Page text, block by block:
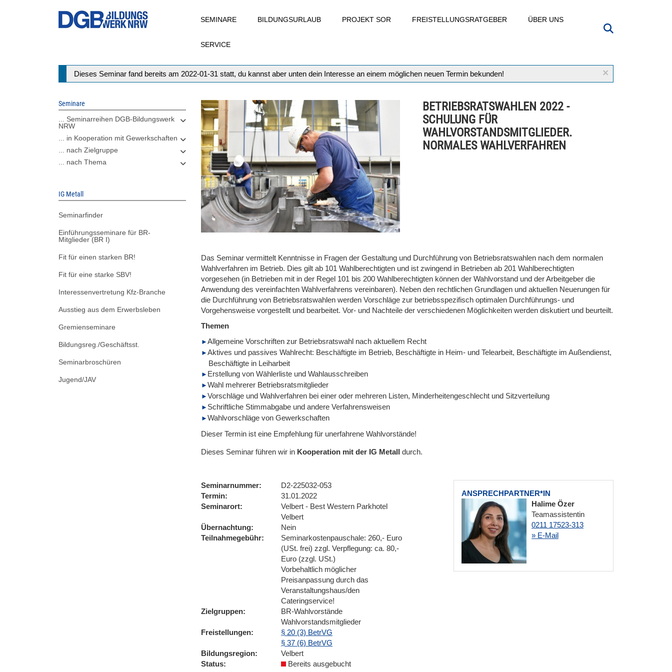
SEMINARE BILDUNGSURLAUB PROJEKT SOR FREISTELLUNGSRATGEBER ÜBER UNS
SERVICE
×
Statusmeldung
Dieses Seminar fand bereits am 2022-01-31 statt, du kannst aber unten dein Interesse an einem möglichen neuen Termin bekunden!
Seminare
... Seminarreihen DGB-Bildungswerk
NRW
... in Kooperation mit Gewerkschaften
... nach Zielgruppe
... nach Thema
IG Metall
Seminarfinder
Einführungsseminare für BR-
Mitglieder (BR I)
Fit für einen starken BR!
Fit für eine starke SBV!
Interessenvertretung Kfz-Branche
Ausstieg aus dem Erwerbsleben
Gremienseminare
Bildungsreg./Geschäftsst.
Seminarbroschüren
Jugend/JAV
BETRIEBSRATSWAHLEN 2022 -
SCHULUNG FÜR
WAHLVORSTANDSMITGLIEDER.
NORMALES WAHLVERFAHREN
Das Seminar vermittelt Kenntnisse in Fragen der Gestaltung und Durchführung von Betriebsratswahlen nach dem normalen
Wahlverfahren im Betrieb. Dies gilt ab 101 Wahlberechtigten und ist zwingend in Betrieben ab 201 Wahlberechtigten
vorgesehen (in Betrieben mit in der Regel 101 bis 200 Wahlberechtigten können der Wahlvorstand und der Arbeitgeber die
Anwendung des vereinfachten Wahlverfahrens vereinbaren). Neben den rechtlichen Grundlagen und aktuellen Neuerungen für
die Durchführung von Betriebsratswahlen werden Vorschläge zur betriebsspezifisch optimalen Durchführungs- und
Vorgehensweise vorgestellt und bearbeitet. Vor- und Nachteile der verschiedenen Möglichkeiten werden diskutiert und beurteilt.
Themen
Allgemeine Vorschriften zur Betriebsratswahl nach aktuellem Recht
Aktives und passives Wahlrecht: Beschäftigte im Betrieb, Beschäftigte in Heim- und Telearbeit, Beschäftigte im Außendienst,
Beschäftigte in Leiharbeit
Erstellung von Wählerliste und Wahlausschreiben
Wahl mehrerer Betriebsratsmitglieder
Vorschläge und Wahlverfahren bei einer oder mehreren Listen, Minderheitengeschlecht und Sitzverteilung
Schriftliche Stimmabgabe und andere Verfahrensweisen
Wahlvorschläge von Gewerkschaften
Dieser Termin ist eine Empfehlung für unerfahrene Wahlvorstände!
Dieses Seminar führen wir in Kooperation mit der IG Metall durch.
ANSPRECHPARTNER*IN
Halime Özer
Teamassistentin
0211 17523-313
» E-Mail
Seminarnummer
D2-225032-053
Termin
31.01.2022
Seminarort
Velbert - Best Western Parkhotel
Velbert
Übernachtung
Nein
Teilnahmegebühr
Seminarkostenpauschale: 260,- Euro
(USt. frei) zzgl. Verpflegung: ca. 80,-
Euro (zzgl. USt.)
Vorbehaltlich möglicher
Preisanpassung durch das
Veranstaltungshaus/den
Cateringservice!
Zielgruppen
BR-Wahlvorstände
Wahlvorstandsmitglieder
Freistellungen
§ 20 (3) BetrVG
§ 37 (6) BetrVG
Bildungsregion
Velbert
Status
Bereits ausgebucht